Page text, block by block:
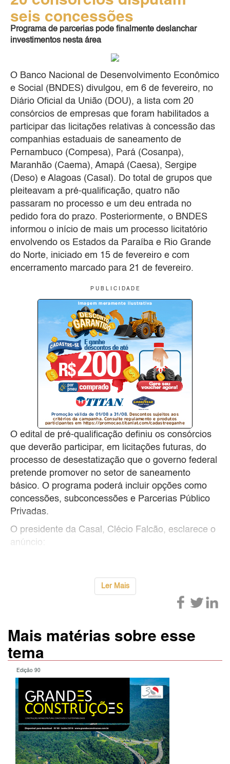
seis concessões
Programa de parcerias pode finalmente deslanchar
investimentos nesta área
O Banco Nacional de Desenvolvimento Econômico
e Social (BNDES) divulgou, em 6 de fevereiro, no
Diário Oficial da União (DOU), a lista com 20
consórcios de empresas que foram habilitados a
participar das licitações relativas à concessão das
companhias estaduais de saneamento de
Pernambuco (Compesa), Pará (Cosanpa),
Maranhão (Caema), Amapá (Caesa), Sergipe
(Deso) e Alagoas (Casal). Do total de grupos que
pleiteavam a pré-qualificação, quatro não
passaram no processo e um deu entrada no
pedido fora do prazo. Posteriormente, o BNDES
informou o início de mais um processo licitatório
envolvendo os Estados da Paraíba e Rio Grande
do Norte, iniciado em 15 de fevereiro e com
encerramento marcado para 21 de fevereiro.
P U B L I C I D A D E
O edital de pré-qualificação definiu os consórcios
que deverão participar, em licitações futuras, do
processo de desestatização que o governo federal
pretende promover no setor de saneamento
básico. O programa poderá incluir opções como
concessões, subconcessões e Parcerias Público
Privadas.
O presidente da Casal, Clécio Falcão, esclarece o
anúncio:
Ler Mais
Mais matérias sobre esse
tema
Edição 90